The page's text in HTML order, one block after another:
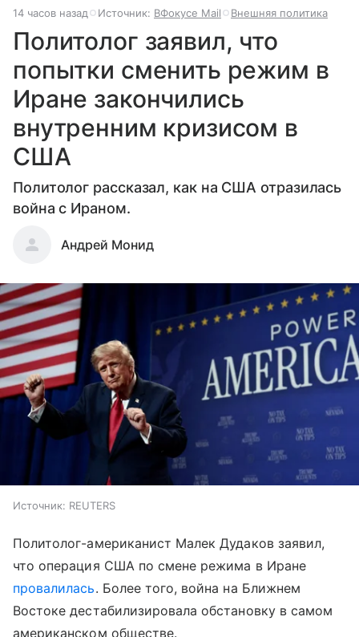
14 часов назад Источник: ВФокусе Mail Внешняя политика
Политолог заявил, что
попытки сменить режим в
Иране закончились
внутренним кризисом в
США
Политолог рассказал, как на США отразилась
война с Ираном.
Андрей Монид
Источник: REUTERS
Политолог-американист Малек Дудаков заявил,
что операция США по смене режима в Иране
провалилась. Более того, война на Ближнем
Востоке дестабилизировала обстановку в самом
американском обществе.